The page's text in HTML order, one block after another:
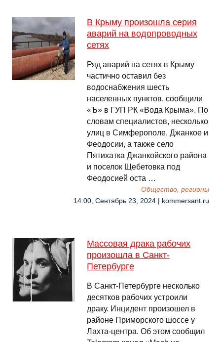
В Крыму произошла серия
аварий на водопроводных
сетях
Ряд аварий на сетях в Крыму
частично оставил без
водоснабжения шесть
населенных пунктов, сообщили
«Ъ» в ГУП РК «Вода Крыма». По
словам специалистов, несколько
улиц в Симферополе, Джанкое и
Феодосии, а также село
Пятихатка Джанкойского района
и поселок Щебетовка под
Феодосией оста …
Общество, регионы
14:00, Сентябрь 23, 2024 | kommersant.ru
Массовая драка рабочих
произошла в Санкт-
Петербурге
В Санкт-Петербурге несколько
десятков рабочих устроили
драку. Инцидент произошел в
районе Приморского шоссе у
Лахта-центра. Об этом сообщил